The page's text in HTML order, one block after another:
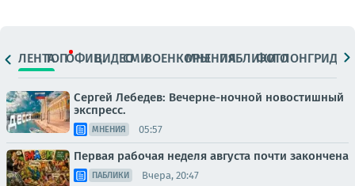
ЛЕНТАТОПОФИЦ.ВИДЕОСМИВОЕНКОРЫМНЕНИЯПАБЛИКИ
ФОТОЛОНГРИДЫ
Сергей Лебедев: Вечерне-ночной новостишный
экспресс.
МНЕНИЯ 05:57
Первая рабочая неделя августа почти закончена
ПАБЛИКИ Вчера, 20:47